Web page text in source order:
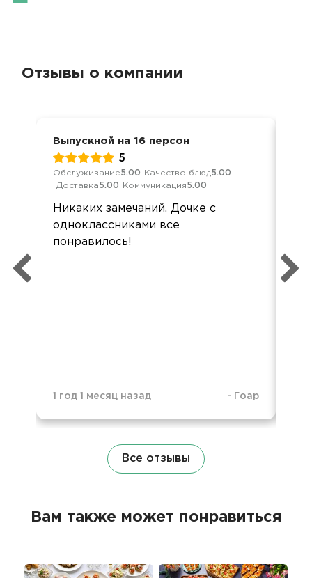
Отзывы о компании
Выпускной на 16 персон
5
Обслуживание5.00 Качество блюд5.00
Доставка5.00 Коммуникация5.00
Никаких замечаний. Дочке с
одноклассниками все
понравилось!
1 год 1 месяц назад - Гоар
Все отзывы
Вам также может понравиться